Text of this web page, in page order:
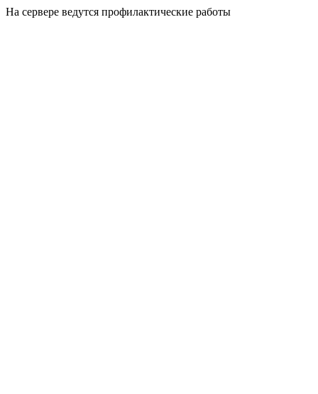
На сервере ведутся профилактические работы